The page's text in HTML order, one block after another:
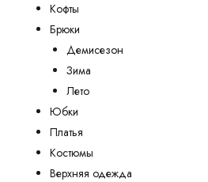
Кофты
Брюки
Демисезон
Зима
Лето
Юбки
Платья
Костюмы
Верхняя одежда